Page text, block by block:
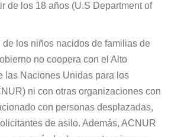
de los 18 años (U.S Department of
de los niños nacidos de familias de
no coopera con el Alto
las Naciones Unidas para los
ni con otras organizaciones con
con personas desplazadas,
de asilo. Además, ACNUR